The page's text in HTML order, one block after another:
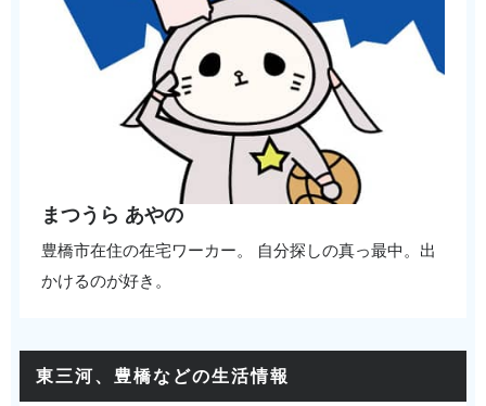
まつうら あやの
豊橋市在住の在宅ワーカー。 自分探しの真っ最中。出
かけるのが好き。
東三河、豊橋などの生活情報